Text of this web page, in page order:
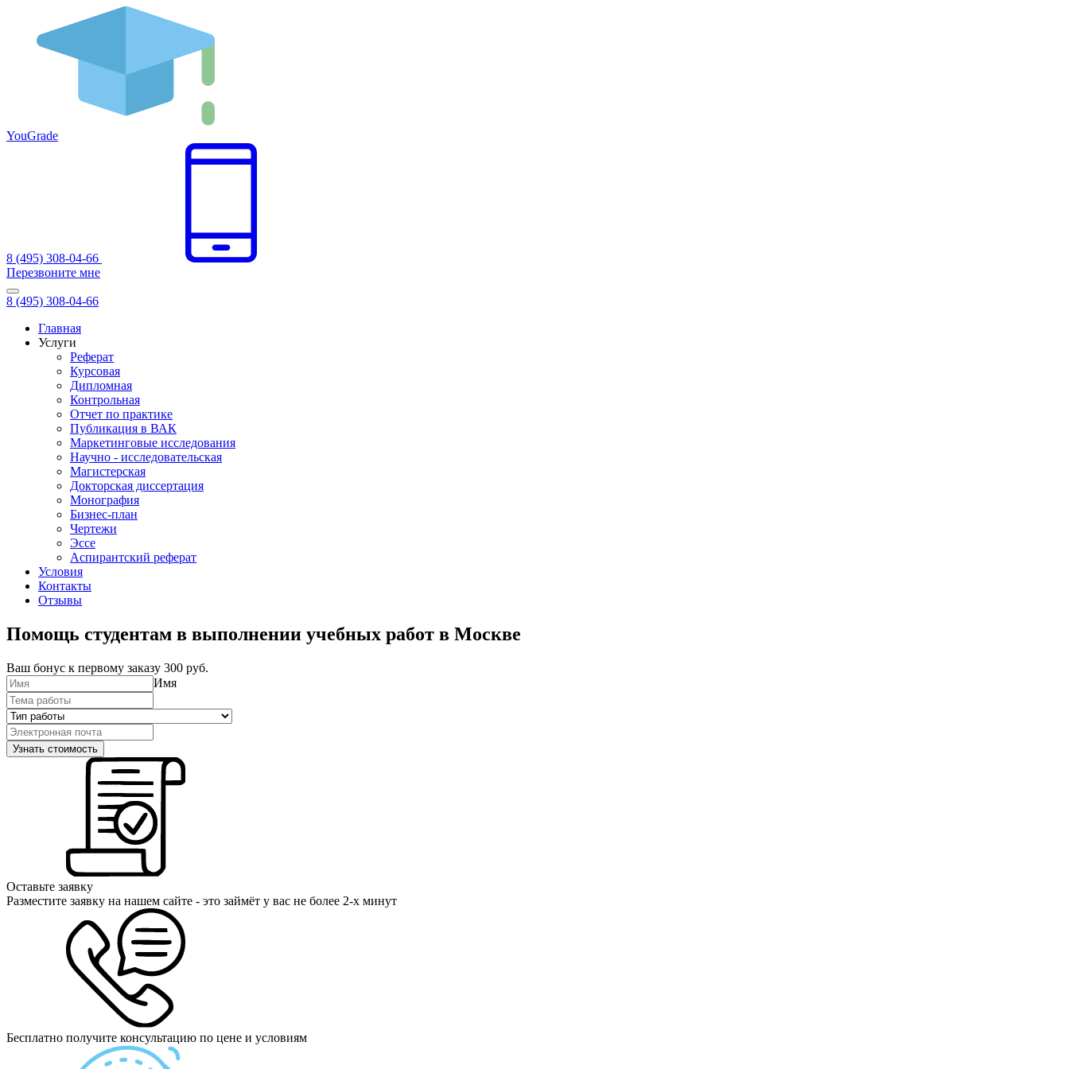
YouGrade
8 (495) 308-04-66
Перезвоните мне
8 (495) 308-04-66
Главная
Услуги
Реферат
Курсовая
Дипломная
Контрольная
Отчет по практике
Публикация в ВАК
Маркетинговые исследования
Научно - исследовательская
Магистерская
Докторская диссертация
Монография
Бизнес-план
Чертежи
Эссе
Аспирантский реферат
Условия
Контакты
Отзывы
Помощь студентам в выполнении учебных работ в Москве
Ваш бонус к первому заказу 300 руб.
Имя
Оставьте заявку
Разместите заявку на нашем сайте - это займёт у вас не более 2-х минут
Бесплатно получите консультацию по цене и условиям